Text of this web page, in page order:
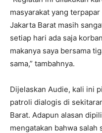
masyarakat yang
Jakarta Barat masih
setiap hari ada saja
makanya saya bersama
sama,” tambahnya.
Dijelaskan Audie, kali ini
patroli dialogis di
Barat. Adapun alasan
mengatakan bahwa salah